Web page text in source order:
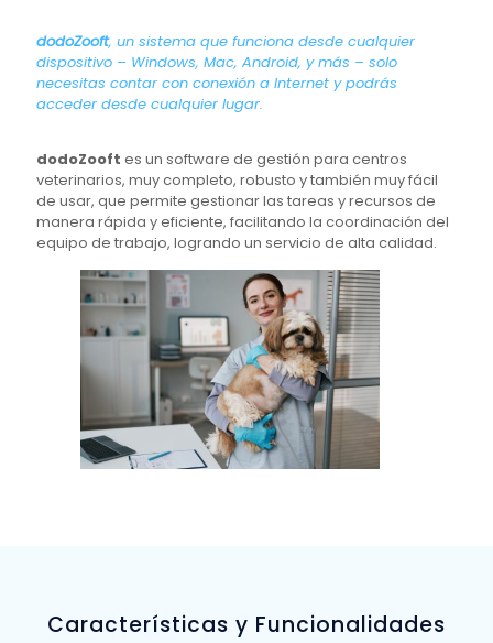
dodoZooft, un sistema que funciona desde cualquier
dispositivo – Windows, Mac, Android, y más – solo
necesitas contar con conexión a Internet y podrás
acceder desde cualquier lugar.
dodoZooft es un software de gestión para centros
veterinarios, muy completo, robusto y también muy fácil
de usar, que permite gestionar las tareas y recursos de
manera rápida y eficiente, facilitando la coordinación del
equipo de trabajo, logrando un servicio de alta calidad.
Características y Funcionalidades